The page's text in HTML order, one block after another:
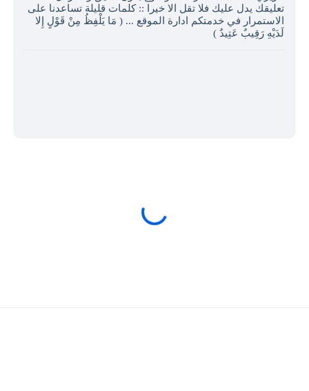
تعليقك يدل عليك فلا تقل الا خيرا :: كلمات قليلة تساعدنا على
الاستمرار في خدمتكم ادارة الموقع ... ( مَا يَلْفِظُ مِنْ قَوْلٍ إِلا
لَدَيْهِ رَقِيبٌ عَتِيدٌ )